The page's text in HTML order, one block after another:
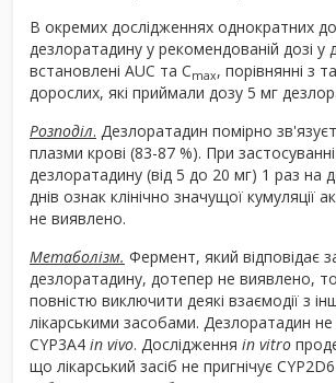
В окремих дослідженнях однократних
дезлоратадину у рекомендованій дозі у
встановлені AUC та Сmax, порівнянні з
дорослих, які приймали дозу 5 мг
Розподіл. Дезлоратадин помірно
плазми крові (83-87 %). При
дезлоратадину (від 5 до 20 мг) 1 раз на
днів ознак клінічно значущої кумуляції
не виявлено.
Метаболізм. Фермент, який відповідає
дезлоратадину, дотепер не виявлено,
повністю виключити деякі взаємодії з
лікарськими засобами. Дезлоратадин не
CYP3A4 in vivo. Дослідження in vitro
що лікарський засіб не пригнічує CYP2D6